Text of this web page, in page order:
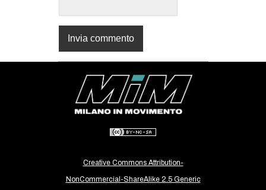
Creative Commons Attribution-
NonCommercial-ShareAlike 2.5 Generic